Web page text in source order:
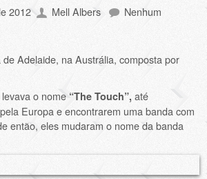
2012 Mell Albers
Nenhum
Adelaide, na Austrália, composta por
o nome “The Touch”, até
Europa e encontrarem uma banda com
então, eles mudaram o nome da banda